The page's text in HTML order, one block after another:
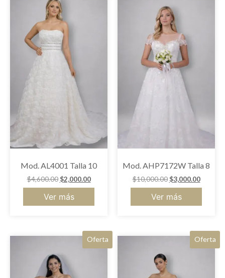
Mod. AL4001 Talla 10
$4,600.00 $2,000.00
Ver más
Mod. AHP7172W Talla 8
$10,000.00 $3,000.00
Ver más
Oferta Oferta